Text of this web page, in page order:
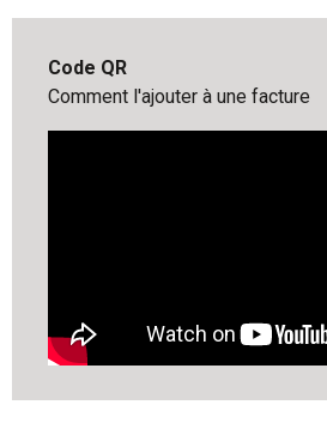
Code QR
Comment l'ajouter à une facture